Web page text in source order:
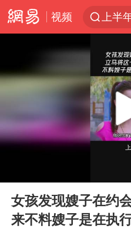
视频
《披
2025
以军
韩军
Play
女孩发现嫂子在约
来不料嫂子是在执